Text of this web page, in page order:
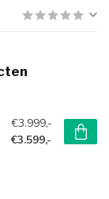
€3.999,-
€3.599,-